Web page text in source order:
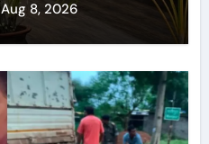
Aug 8, 2026